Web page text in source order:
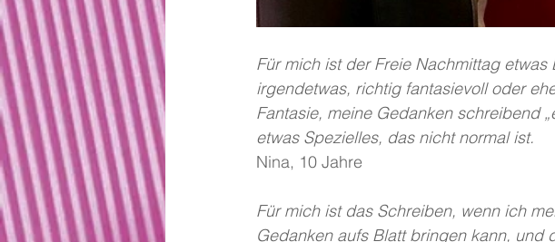
Für mich ist der Freie Nachmittag
irgendetwas, richtig fantasievoll oder
Fantasie, meine Gedanken schreibend
etwas Spezielles, das nicht normal ist.
Nina, 10 Jahre
Für mich ist das Schreiben, wenn ich
Gedanken aufs Blatt bringen kann,